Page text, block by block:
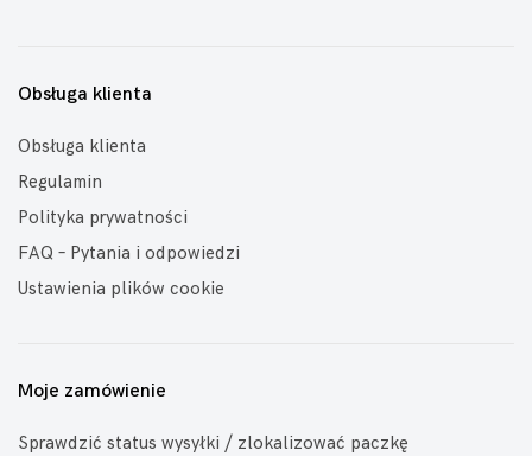
Obsługa klienta
Obsługa klienta
Regulamin
Polityka prywatności
FAQ – Pytania i odpowiedzi
Ustawienia plików cookie
Moje zamówienie
Sprawdzić status wysyłki / zlokalizować paczkę